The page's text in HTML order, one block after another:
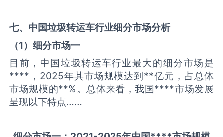
七、中国垃圾转运车行业细分市场分析
（1）细分市场一
目前，中国垃圾转运车行业最大的细分市场是
****，2025年其市场规模达到**亿元，占总体
市场规模的**%。总体来看，我国****市场发展
呈现以下特点……